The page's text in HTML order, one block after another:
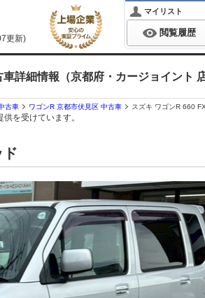
更新)
マイリスト
閲覧履歴
詳細情報（京都府・カージョイント 店
古車 ワゴンR 京都市伏見区 中古車 スズキ ワゴンR 660
を受けています。
ド